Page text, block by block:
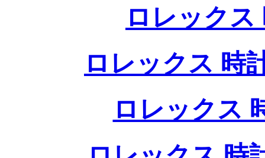
ロレックス
ロレックス 時
ロレックス